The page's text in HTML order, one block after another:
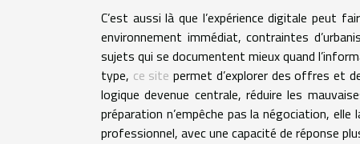
C’est aussi là que l’expérience digitale peut
environnement immédiat, contraintes
sujets qui se documentent mieux quand
type, ce site permet d’explorer des offres et
logique devenue centrale, réduire les
préparation n’empêche pas la négociation,
professionnel, avec une capacité de réponse